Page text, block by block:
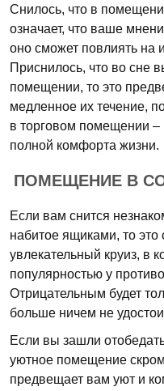
Снилось, что в
означает, что ваше
оно сможет повлиять на
Приснилось, что во сне
помещении, то это
медленное их течение,
в торговом помещении –
полной комфорта жизни.
ПОМЕЩЕНИЕ В
Если вам снится
набитое ящиками, то это
увлекательный круиз, в
популярностью у
Отрицательным будет
больше ничем не
Если вы зашли
уютное помещение
предвещает вам уют и